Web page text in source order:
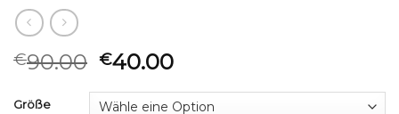
€90.00 €40.00
Größe